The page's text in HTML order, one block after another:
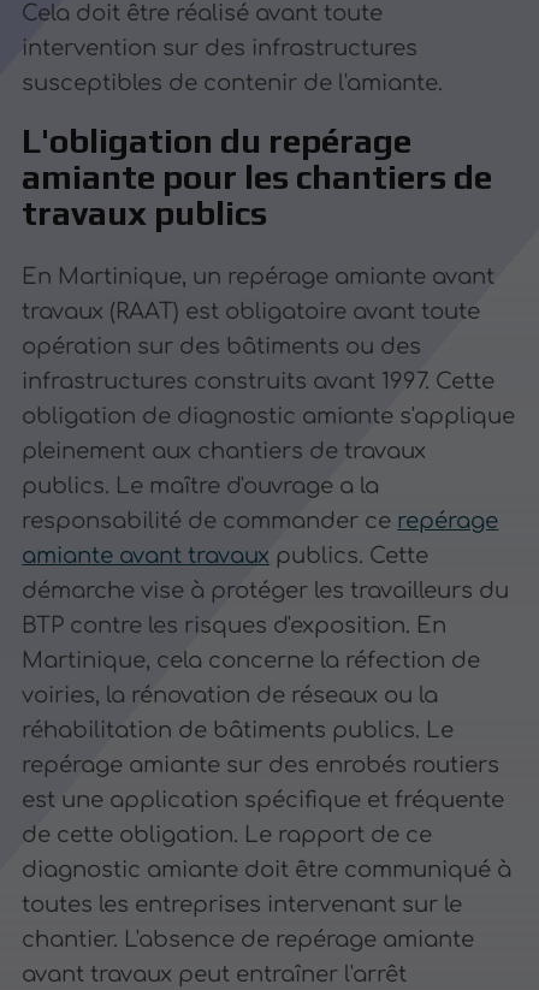
Cela doit être réalisé avant toute
intervention sur des infrastructures
susceptibles de contenir de l'amiante.
L'obligation du repérage
amiante pour les chantiers de
travaux publics
En Martinique, un repérage amiante avant
travaux (RAAT) est obligatoire avant toute
opération sur des bâtiments ou des
infrastructures construits avant 1997. Cette
obligation de diagnostic amiante s'applique
pleinement aux chantiers de travaux
publics. Le maître d'ouvrage a la
responsabilité de commander ce repérage
amiante avant travaux publics. Cette
démarche vise à protéger les travailleurs du
BTP contre les risques d'exposition. En
Martinique, cela concerne la réfection de
voiries, la rénovation de réseaux ou la
réhabilitation de bâtiments publics. Le
repérage amiante sur des enrobés routiers
est une application spécifique et fréquente
de cette obligation. Le rapport de ce
diagnostic amiante doit être communiqué à
toutes les entreprises intervenant sur le
chantier. L'absence de repérage amiante
avant travaux peut entraîner l'arrêt